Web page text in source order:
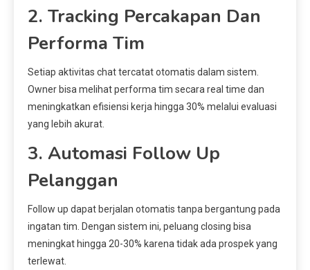
2. Tracking Percakapan Dan
Performa Tim
Setiap aktivitas chat tercatat otomatis dalam sistem.
Owner bisa melihat performa tim secara real time dan
meningkatkan efisiensi kerja hingga 30% melalui evaluasi
yang lebih akurat.
3. Automasi Follow Up
Pelanggan
Follow up dapat berjalan otomatis tanpa bergantung pada
ingatan tim. Dengan sistem ini, peluang closing bisa
meningkat hingga 20-30% karena tidak ada prospek yang
terlewat.